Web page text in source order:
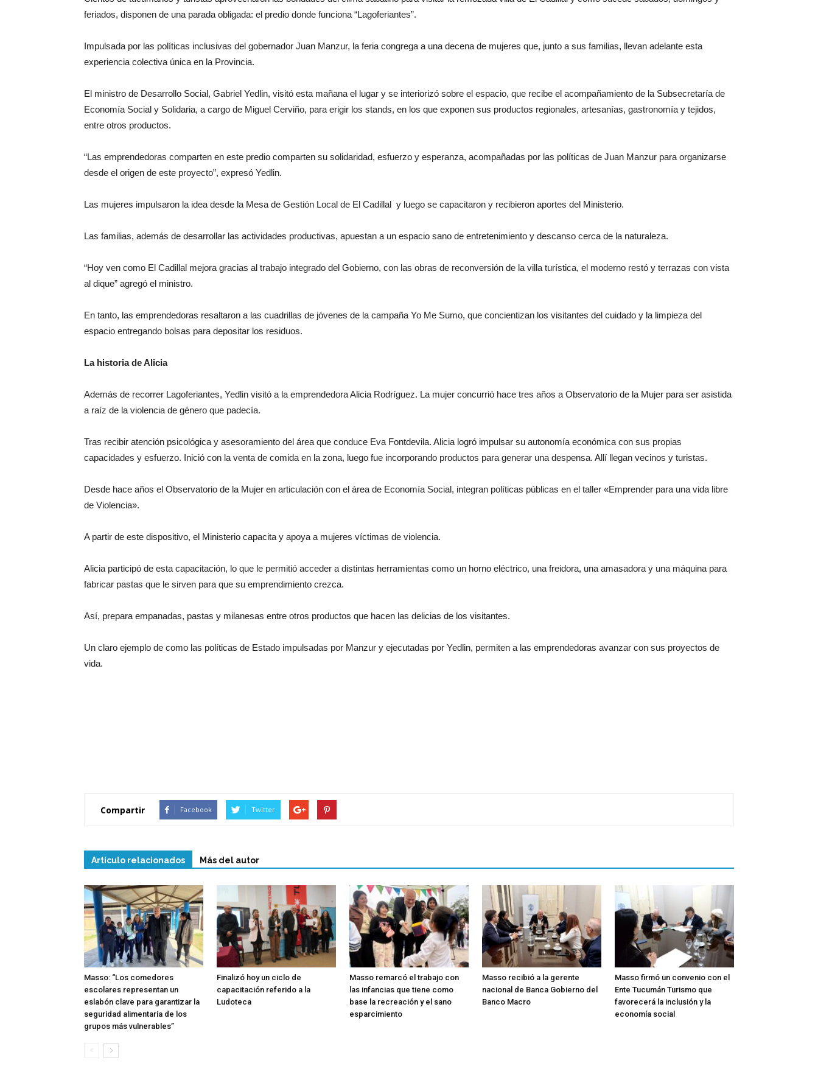
feriados, disponen de una parada obligada: el predio donde funciona “Lagoferiantes”.
Impulsada por las políticas inclusivas del gobernador Juan Manzur, la feria congrega a una decena de mujeres que, junto a sus familias, llevan adelante esta
experiencia colectiva única en la Provincia.
El ministro de Desarrollo Social, Gabriel Yedlin, visitó esta mañana el lugar y se interiorizó sobre el espacio, que recibe el acompañamiento de la Subsecretaría de
Economía Social y Solidaria, a cargo de Miguel Cerviño, para erigir los stands, en los que exponen sus productos regionales, artesanías, gastronomía y tejidos,
entre otros productos.
“Las emprendedoras comparten en este predio comparten su solidaridad, esfuerzo y esperanza, acompañadas por las políticas de Juan Manzur para organizarse
desde el origen de este proyecto”, expresó Yedlin.
Las mujeres impulsaron la idea desde la Mesa de Gestión Local de El Cadillal y luego se capacitaron y recibieron aportes del Ministerio.
Las familias, además de desarrollar las actividades productivas, apuestan a un espacio sano de entretenimiento y descanso cerca de la naturaleza.
“Hoy ven como El Cadillal mejora gracias al trabajo integrado del Gobierno, con las obras de reconversión de la villa turística, el moderno restó y terrazas con vista
al dique” agregó el ministro.
En tanto, las emprendedoras resaltaron a las cuadrillas de jóvenes de la campaña Yo Me Sumo, que concientizan los visitantes del cuidado y la limpieza del
espacio entregando bolsas para depositar los residuos.
La historia de Alicia
Además de recorrer Lagoferiantes, Yedlin visitó a la emprendedora Alicia Rodríguez. La mujer concurrió hace tres años a Observatorio de la Mujer para ser asistida
a raíz de la violencia de género que padecía.
Tras recibir atención psicológica y asesoramiento del área que conduce Eva Fontdevila. Alicia logró impulsar su autonomía económica con sus propias
capacidades y esfuerzo. Inició con la venta de comida en la zona, luego fue incorporando productos para generar una despensa. Allí llegan vecinos y turistas.
Desde hace años el Observatorio de la Mujer en articulación con el área de Economía Social, integran políticas públicas en el taller «Emprender para una vida libre
de Violencia».
A partir de este dispositivo, el Ministerio capacita y apoya a mujeres víctimas de violencia.
Alicia participó de esta capacitación, lo que le permitió acceder a distintas herramientas como un horno eléctrico, una freidora, una amasadora y una máquina para
fabricar pastas que le sirven para que su emprendimiento crezca.
Así, prepara empanadas, pastas y milanesas entre otros productos que hacen las delicias de los visitantes.
Un claro ejemplo de como las políticas de Estado impulsadas por Manzur y ejecutadas por Yedlin, permiten a las emprendedoras avanzar con sus proyectos de
vida.
Compartir Facebook Twitter
Artículo relacionados Más del autor
Masso: “Los comedores
escolares representan un
eslabón clave para garantizar la
seguridad alimentaria de los
grupos más vulnerables”
Finalizó hoy un ciclo de
capacitación referido a la
Ludoteca
Masso remarcó el trabajo con
las infancias que tiene como
base la recreación y el sano
esparcimiento
Masso recibió a la gerente
nacional de Banca Gobierno del
Banco Macro
Masso firmó un convenio con el
Ente Tucumán Turismo que
favorecerá la inclusión y la
economía social